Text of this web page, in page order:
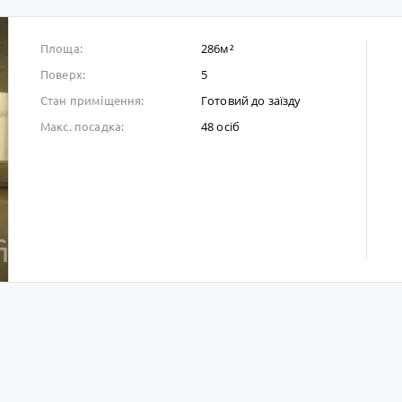
Площа: 286м²
Поверх: 5
Стан приміщення: Готовий до заïзду
Макс. посадка: 48 осіб